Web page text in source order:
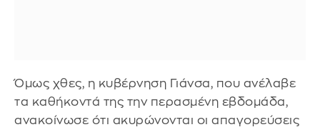
Όμως χθες, η κυβέρνηση Γιάνσα, που ανέλαβε
τα καθήκοντά της την περασμένη εβδομάδα,
ανακοίνωσε ότι ακυρώνονται οι απαγορεύσεις